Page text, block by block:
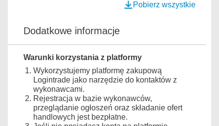
Pobierz wszystkie
Dodatkowe informacje
Warunki korzystania z platformy
Wykorzystujemy platformę zakupową
Logintrade jako narzędzie do kontaktów z
wykonawcami.
Rejestracja w bazie wykonawców,
przeglądanie ogłoszeń oraz składanie ofert
handlowych jest bezpłatne.